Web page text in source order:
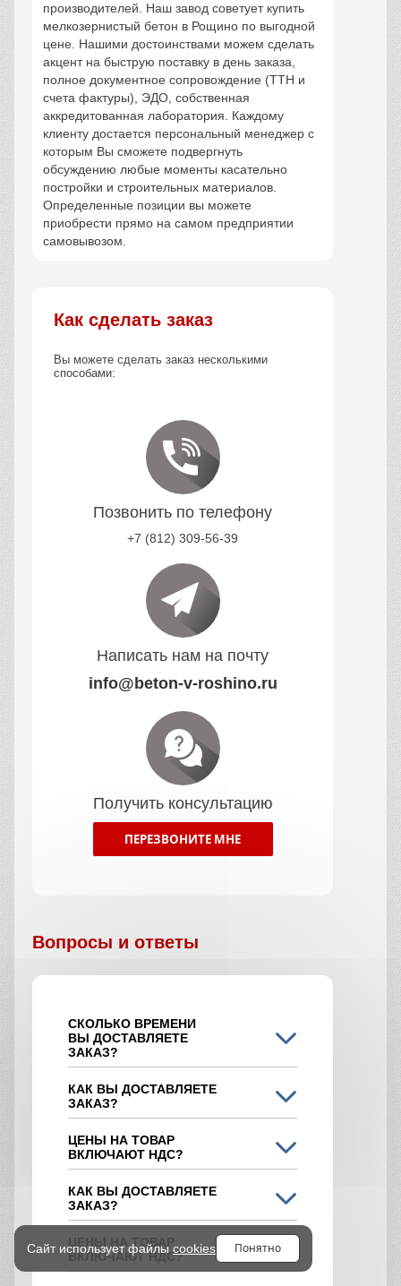
производителей. Наш завод советует купить
мелкозернистый бетон в Рощино по выгодной
цене. Нашими достоинствами можем сделать
акцент на быструю поставку в день заказа,
полное документное сопровождение (ТТН и
счета фактуры), ЭДО, собственная
аккредитованная лаборатория. Каждому
клиенту достается персональный менеджер с
которым Вы сможете подвергнуть
обсуждению любые моменты касательно
постройки и строительных материалов.
Определенные позиции вы можете
приобрести прямо на самом предприятии
самовывозом.
Как сделать заказ
Вы можете сделать заказ несколькими
способами:
Позвонить по телефону
+7 (812) 309-56-39
Написать нам на почту
info@beton-v-roshino.ru
Получить консультацию
ПЕРЕЗВОНИТЕ МНЕ
Вопросы и ответы
СКОЛЬКО ВРЕМЕНИ
ВЫ ДОСТАВЛЯЕТЕ
ЗАКАЗ?
КАК ВЫ ДОСТАВЛЯЕТЕ
ЗАКАЗ?
ЦЕНЫ НА ТОВАР
ВКЛЮЧАЮТ НДС?
КАК ВЫ ДОСТАВЛЯЕТЕ
ЗАКАЗ?
ЦЕНЫ НА ТОВАР
ВКЛЮЧАЮТ НДС?
Сайт использует файлы cookies Понятно